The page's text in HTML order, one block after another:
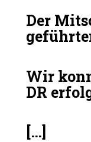
Der
Wir
DR
[…]